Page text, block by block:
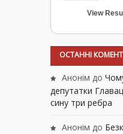
View
ОСТАННІ
Анонім до
депутатки
сину три ребра
Анонім до